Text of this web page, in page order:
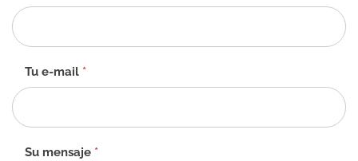
de
contacto
-
Tu e-mail *
Su mensaje *